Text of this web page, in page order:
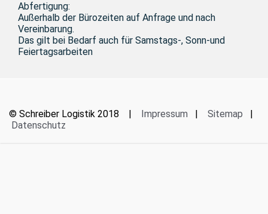
Abfertigung:
Außerhalb der Bürozeiten auf Anfrage und nach
Vereinbarung.
Das gilt bei Bedarf auch für Samstags-, Sonn-und
Feiertagsarbeiten
© Schreiber Logistik 2018 | Impressum | Sitemap |
Datenschutz